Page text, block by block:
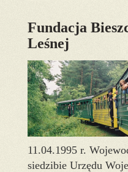
Fundacja
Leśnej
11.04.1995 r.
siedzibie Urzędu